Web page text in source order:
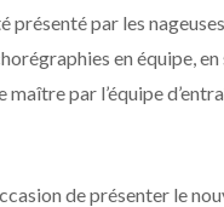
présenté par les
en équipe,
par l’équipe
de présenter le